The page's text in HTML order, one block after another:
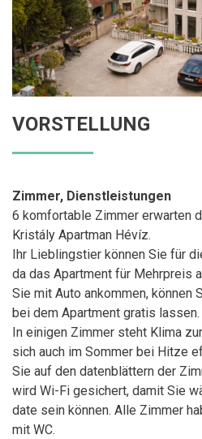
VORSTELLUNG
Zimmer, Dienstleistungen
6 komfortable Zimmer erwarten
Kristály Apartman Hévíz.
Ihr Lieblingstier können Sie für
da das Apartment für Mehrpreis
Sie mit Auto ankommen, können
bei dem Apartment gratis lassen.
In einigen Zimmer steht Klima
sich auch im Sommer bei Hitze
Sie auf den datenblättern der
wird Wi-Fi gesichert, damit Sie
date sein können. Alle Zimmer
mit WC.